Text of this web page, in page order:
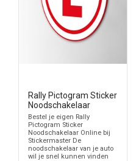
Rally Pictogram Sticker
Noodschakelaar
Bestel je eigen Rally
Pictogram Sticker
Noodschakelaar Online bij
Stickermaster De
noodschakelaar van je auto
wil je snel kunnen vinden